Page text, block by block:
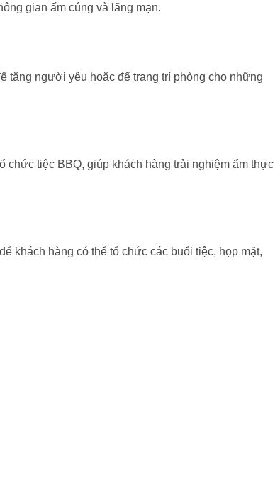
gian ấm cúng và lãng mạn.
tặng người yêu hoặc để trang trí phòng cho những
chức tiệc BBQ, giúp khách hàng trải nghiệm ẩm thực
khách hàng có thể tổ chức các buổi tiệc, họp mặt,